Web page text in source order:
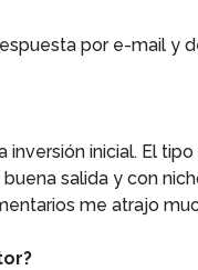
por e-mail y
inicial. El tipo
salida y con
me atrajo